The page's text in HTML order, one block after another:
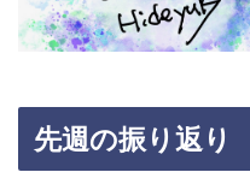
先週の振り返り